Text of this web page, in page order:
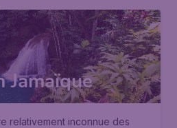
Jamaïque
relativement inconnue des